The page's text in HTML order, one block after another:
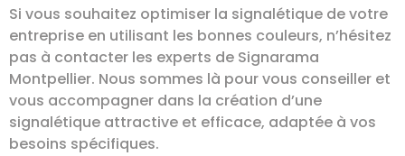
Si vous souhaitez optimiser la signalétique de votre
entreprise en utilisant les bonnes couleurs, n’hésitez
pas à contacter les experts de Signarama
Montpellier. Nous sommes là pour vous conseiller et
vous accompagner dans la création d’une
signalétique attractive et efficace, adaptée à vos
besoins spécifiques.